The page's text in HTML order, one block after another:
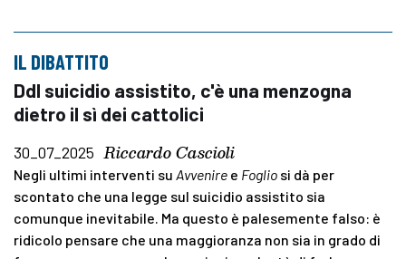
IL DIBATTITO
Ddl suicidio assistito, c'è una menzogna
dietro il sì dei cattolici
30_07_2025 Riccardo Cascioli
Negli ultimi interventi su Avvenire e Foglio si dà per
scontato che una legge sul suicidio assistito sia
comunque inevitabile. Ma questo è palesemente falso: è
ridicolo pensare che una maggioranza non sia in grado di